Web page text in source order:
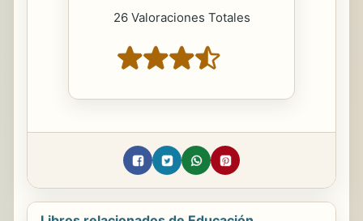
26 Valoraciones Totales